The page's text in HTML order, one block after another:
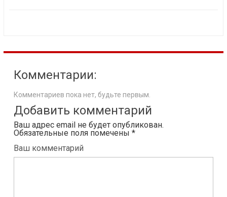
Комментарии:
Комментариев пока нет, будьте первым.
Добавить комментарий
Ваш адрес email не будет опубликован.
Обязательные поля помечены *
Ваш комментарий